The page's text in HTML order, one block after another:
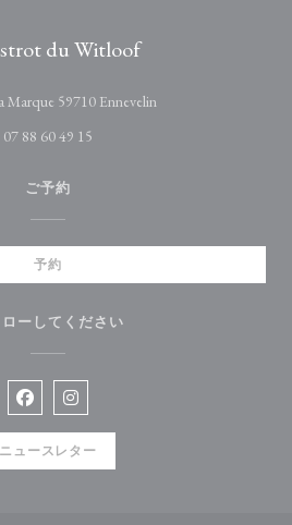
du Witloof
Marque 59710 Ennevelin((新しいウィンド
07 88 60 49 15
ご予約
予約
ーしてください
Facebook ((新しいウィンドウで開
Instagram ((新しいウィンド
ニュースレター